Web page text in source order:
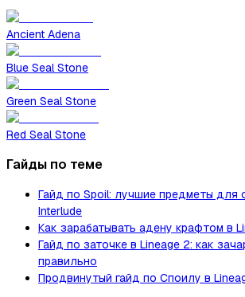
Ancient Adena
Blue Seal Stone
Green Seal Stone
Red Seal Stone
Гайды по теме
Гайд по Spoil: лучшие предметы для
Interlude
Как зарабатывать адену крафтом в
Гайд по заточке в Lineage 2: как
правильно
Продвинутый гайд по Споилу в